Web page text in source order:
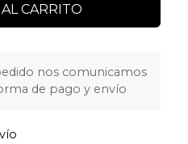
CARRITO
nos comunicamos
de pago y envío